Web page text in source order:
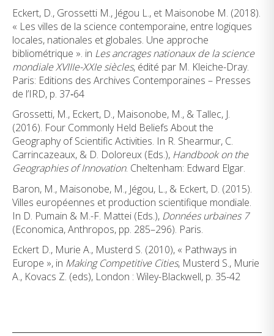
Eckert, D., Grossetti M., Jégou L., et Maisonobe M. (2018).
« Les villes de la science contemporaine, entre logiques
locales, nationales et globales. Une approche
bibliométrique ». in Les ancrages nationaux de la science
mondiale XVIIIe-XXIe siècles, édité par M. Kleiche-Dray.
Paris: Editions des Archives Contemporaines – Presses
de l’IRD, p. 37‑64
Grossetti, M., Eckert, D., Maisonobe, M., & Tallec, J.
(2016). Four Commonly Held Beliefs About the
Geography of Scientific Activities. In R. Shearmur, C.
Carrincazeaux, & D. Doloreux (Eds.), Handbook on the
Geographies of Innovation. Cheltenham: Edward Elgar.
Baron, M., Maisonobe, M., Jégou, L., & Eckert, D. (2015).
Villes européennes et production scientifique mondiale.
In D. Pumain & M.-F. Mattei (Eds.), Données urbaines 7
(Economica, Anthropos, pp. 285–296). Paris.
Eckert D., Murie A., Musterd S. (2010), « Pathways in
Europe », in Making Competitive Cities, Musterd S., Murie
A., Kovacs Z. (eds), London : Wiley-Blackwell, p. 35-42